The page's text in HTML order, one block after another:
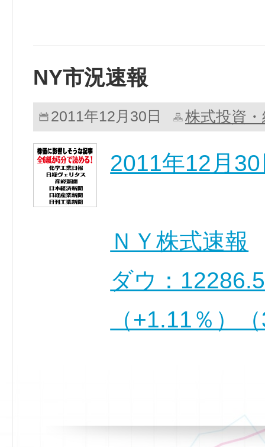
NY市況速報
2011年12月30日 株式投資
2011年12月
ＮＹ株式速報
ダウ：
（+1.11％